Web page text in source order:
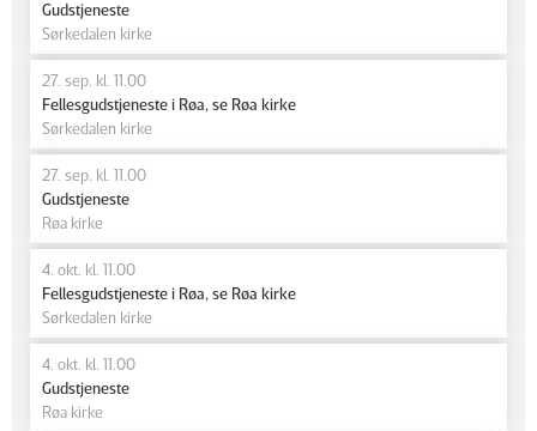
Gudstjeneste
Sørkedalen kirke
27. sep. kl. 11.00
Fellesgudstjeneste i Røa, se Røa kirke
Sørkedalen kirke
27. sep. kl. 11.00
Gudstjeneste
Røa kirke
4. okt. kl. 11.00
Fellesgudstjeneste i Røa, se Røa kirke
Sørkedalen kirke
4. okt. kl. 11.00
Gudstjeneste
Røa kirke